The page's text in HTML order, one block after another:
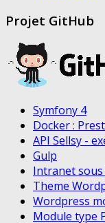
Projet GitHub
Symfony 4
Docker :
API Sellsy -
Gulp
Intranet
Theme
Wordpress
Module type